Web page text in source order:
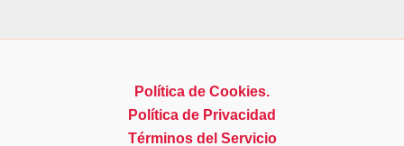
Política de Cookies.
Política de Privacidad
Términos del Servicio